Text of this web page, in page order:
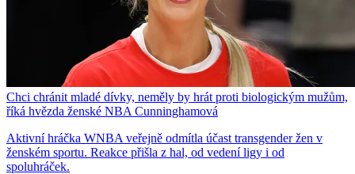
Chci chránit mladé dívky, neměly by hrát proti biologickým mužům,
říká hvězda ženské NBA Cunninghamová
Aktivní hráčka WNBA veřejně odmítla účast transgender žen v
ženském sportu. Reakce přišla z hal, od vedení ligy i od
spoluhráček.